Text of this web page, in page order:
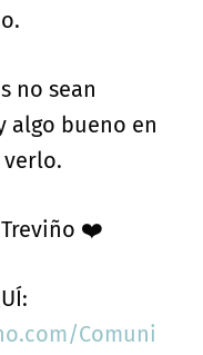
no sean
algo bueno en
Treviño ❤️
Comuni